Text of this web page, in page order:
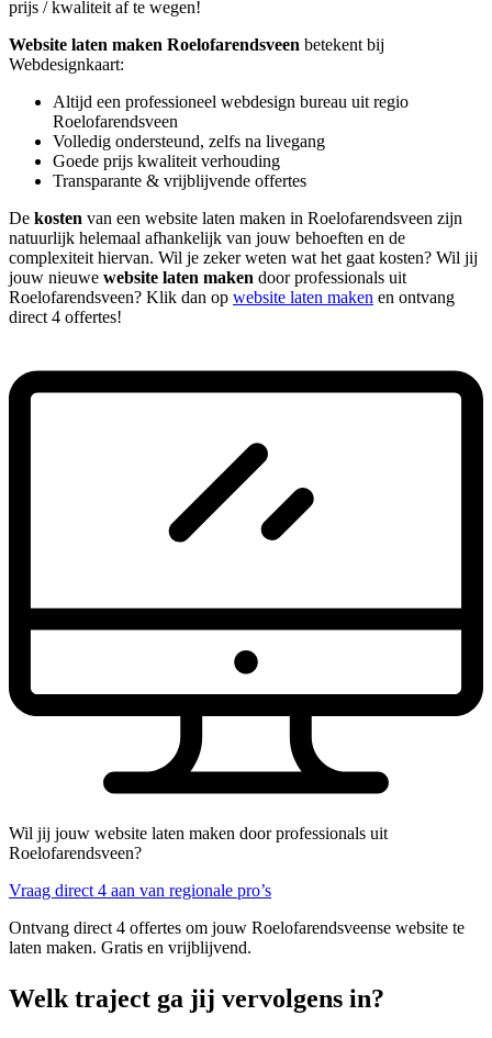
prijs / kwaliteit af te wegen!
Website laten maken Roelofarendsveen betekent bij
Webdesignkaart:
Altijd een professioneel webdesign bureau uit regio
Roelofarendsveen
Volledig ondersteund, zelfs na livegang
Goede prijs kwaliteit verhouding
Transparante & vrijblijvende offertes
De kosten van een website laten maken in Roelofarendsveen zijn
natuurlijk helemaal afhankelijk van jouw behoeften en de
complexiteit hiervan. Wil je zeker weten wat het gaat kosten? Wil jij
jouw nieuwe website laten maken door professionals uit
Roelofarendsveen? Klik dan op website laten maken en ontvang
direct 4 offertes!
Wil jij jouw website laten maken door professionals uit
Roelofarendsveen?
Vraag direct 4 aan van regionale pro’s
Ontvang direct 4 offertes om jouw Roelofarendsveense website te
laten maken. Gratis en vrijblijvend.
Welk traject ga jij vervolgens in?